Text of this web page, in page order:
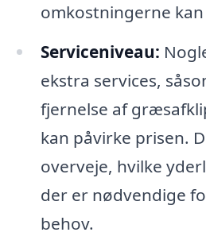
omkostningerne
Serviceniveau:
ekstra services,
fjernelse af
kan påvirke prisen.
overveje, hvilke
der er nødvendige
behov.